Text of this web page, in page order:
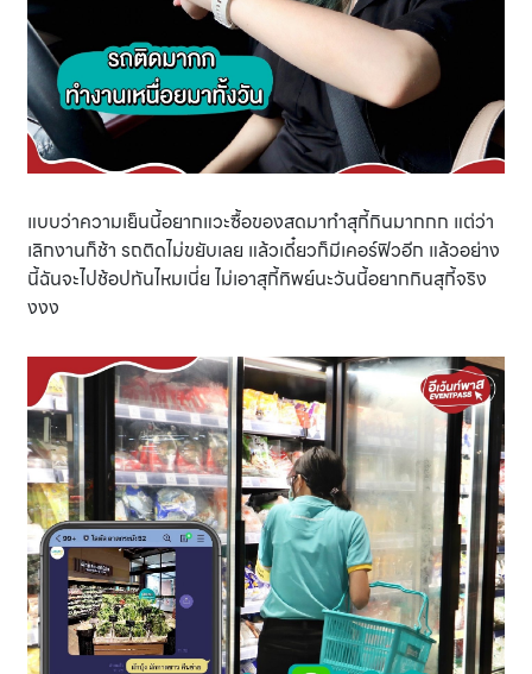
แบบว่าความเย็นนี้อยากแวะซื้อของสดมาทำสุกี้กินมากกก แต่ว่า
เลิกงานก็ช้า รถติดไม่ขยับเลย แล้วเดี๋ยวก็มีเคอร์ฟิวอีก แล้วอย่าง
นี้ฉันจะไปช้อปทันไหมเนี่ย ไม่เอาสุกี้ทิพย์นะวันนี้อยากกินสุกี้จริง
งงง